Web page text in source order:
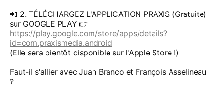
📲 2. TÉLÉCHARGEZ L'APPLICATION PRAXIS (Gratuite)
sur GOOGLE PLAY 👉
https://play.google.com/store/apps/details?
id=com.praxismedia.android
(Elle sera bientôt disponible sur l'Apple Store !)
Faut-il s'allier avec Juan Branco et François Asselineau
?